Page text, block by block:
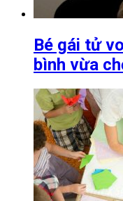
Bé gái tử
bình vừa